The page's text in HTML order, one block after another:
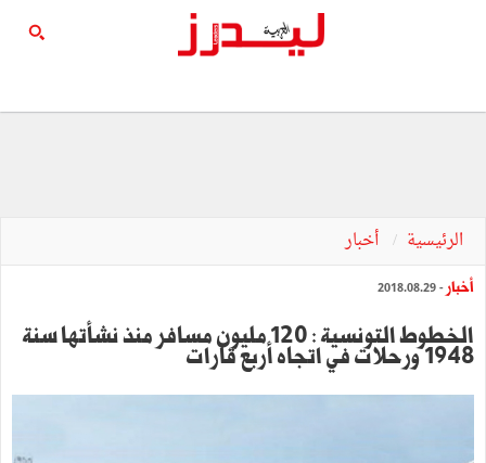
الرئيسية أخبار
أخبار - 2018.08.29
الخطوط التونسية : 120 مليون مسافر منذ نشأتها سنة
1948 ورحلات في اتجاه أربع قارات